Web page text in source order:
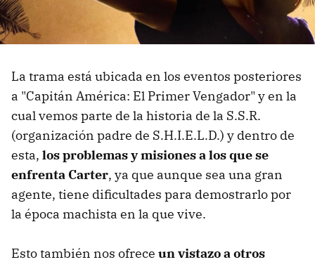
La trama está ubicada en los eventos posteriores
a "Capitán América: El Primer Vengador" y en la
cual vemos parte de la historia de la S.S.R.
(organización padre de S.H.I.E.L.D.) y dentro de
esta, los problemas y misiones a los que se
enfrenta Carter, ya que aunque sea una gran
agente, tiene dificultades para demostrarlo por
la época machista en la que vive.
Esto también nos ofrece un vistazo a otros